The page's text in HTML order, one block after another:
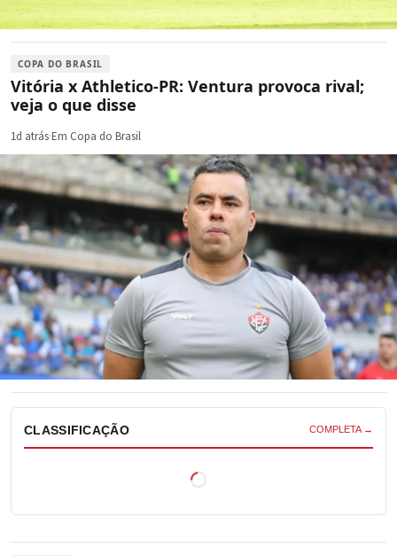
COPA DO BRASIL
Vitória x Athletico-PR: Ventura provoca rival;
veja o que disse
1d atrás·Em Copa do Brasil
CLASSIFICAÇÃO COMPLETA →